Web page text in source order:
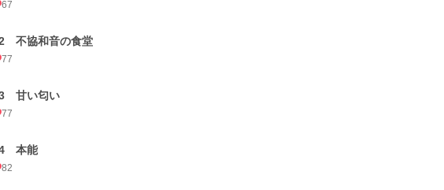
67
不協和音の食堂
77
甘い匂い
77
本能
82